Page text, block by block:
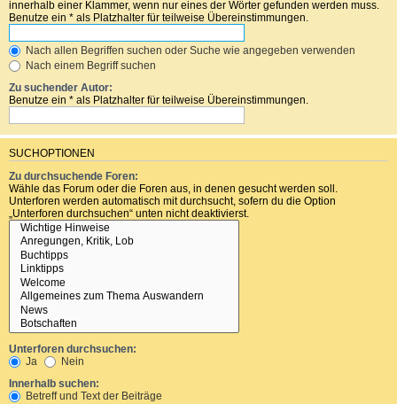
innerhalb einer Klammer, wenn nur eines der Wörter gefunden werden muss.
Benutze ein * als Platzhalter für teilweise Übereinstimmungen.
Nach allen Begriffen suchen oder Suche wie angegeben verwenden
Nach einem Begriff suchen
Zu suchender Autor:
Benutze ein * als Platzhalter für teilweise Übereinstimmungen.
SUCHOPTIONEN
Zu durchsuchende Foren:
Wähle das Forum oder die Foren aus, in denen gesucht werden soll.
Unterforen werden automatisch mit durchsucht, sofern du die Option
„Unterforen durchsuchen“ unten nicht deaktivierst.
Unterforen durchsuchen:
Ja
Nein
Innerhalb suchen:
Betreff und Text der Beiträge